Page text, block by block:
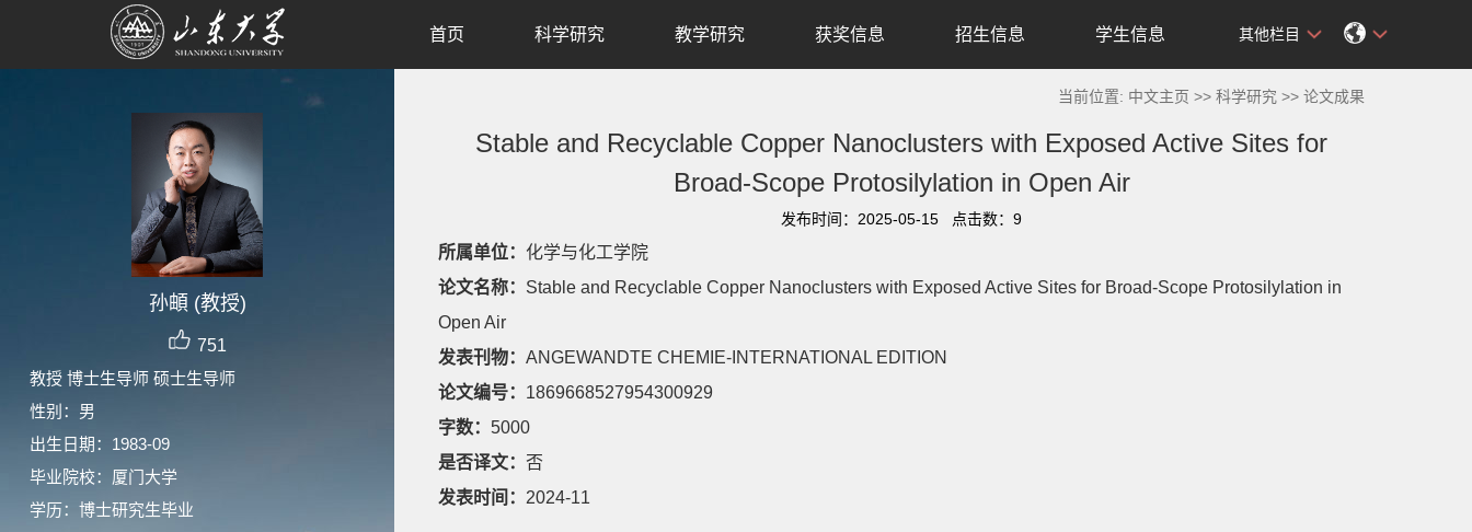
孙頔 (教授)
751
教授 博士生导师 硕士生导师
性别：男
出生日期：1983-09
毕业院校：厦门大学
学历：博士研究生毕业
首页 科学研究 教学研究 获奖信息 招生信息 学生信息 其他栏目
当前位置: 中文主页 >>科学研究 >>论文成果
Stable and Recyclable Copper Nanoclusters with Exposed Active Sites for
Broad-Scope Protosilylation in Open Air
发布时间：2025-05-15 点击数：9
所属单位： 化学与化工学院
论文名称： Stable and Recyclable Copper Nanoclusters with Exposed Active Sites for Broad-Scope Protosilylation in
Open Air
发表刊物： ANGEWANDTE CHEMIE-INTERNATIONAL EDITION
论文编号： 1869668527954300929
字数： 5000
是否译文： 否
发表时间： 2024-11